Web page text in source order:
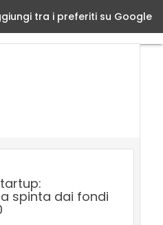
tra i preferiti su Google
aggregazione
spinta dai fondi